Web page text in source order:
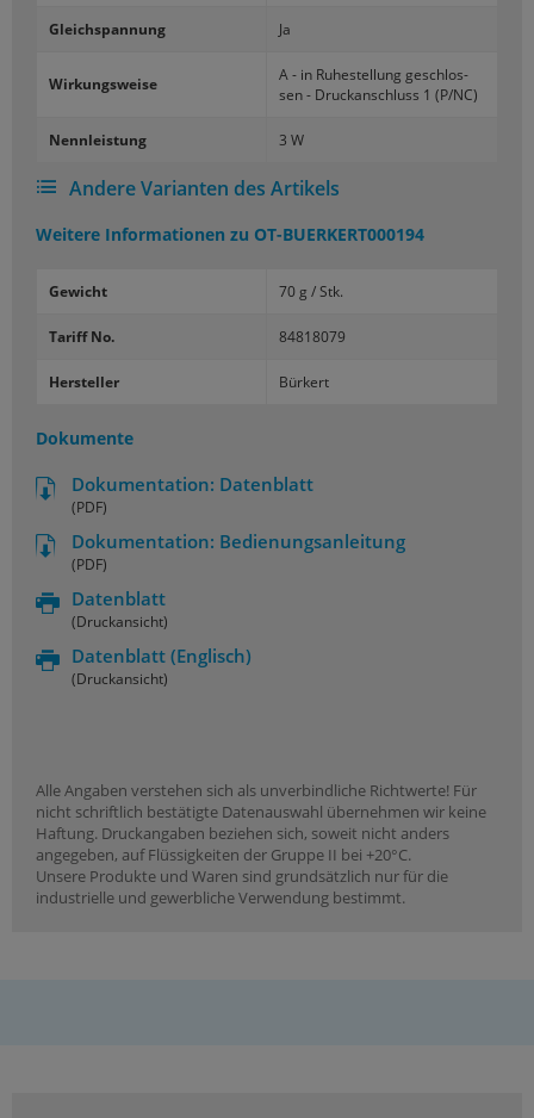
Gleich­span­nung Ja
Wir­kungs­wei­se
A - in Ru­he­stel­lung ge­schlos­
sen - Druck­an­schluss 1 (P/NC)
Nenn­leis­tung 3 W
Andere Varianten des Artikels
Weitere Informationen zu OT-BUERKERT000194
Gewicht 70 g / Stk.
Tariff No. 84818079
Hersteller Bürkert
Dokumente
Dokumentation: Datenblatt
(PDF)
Dokumentation: Bedienungsanleitung
(PDF)
Datenblatt
(Druckansicht)
Datenblatt (Englisch)
(Druckansicht)
Alle Angaben verstehen sich als unverbindliche Richtwerte! Für
nicht schriftlich bestätigte Datenauswahl übernehmen wir keine
Haftung. Druckangaben beziehen sich, soweit nicht anders
angegeben, auf Flüssigkeiten der Gruppe II bei +20°C.
Unsere Produkte und Waren sind grundsätzlich nur für die
industrielle und gewerbliche Verwendung bestimmt.